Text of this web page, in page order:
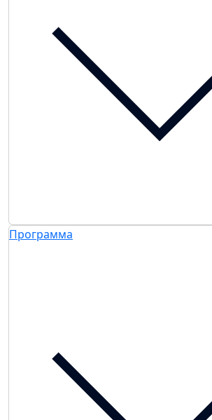
Программа